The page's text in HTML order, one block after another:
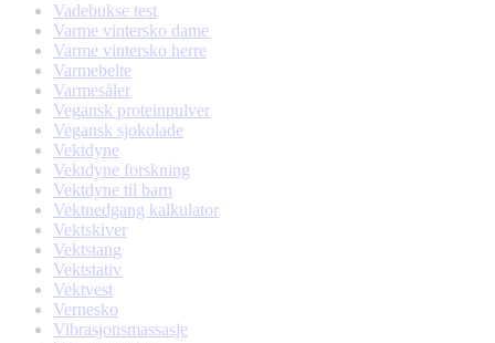
Vadebukse test
Varme vintersko dame
Varme vintersko herre
Varmebelte
Varmesåler
Vegansk proteinpulver
Vegansk sjokolade
Vektdyne
Vektdyne forskning
Vektdyne til barn
Vektnedgang kalkulator
Vektskiver
Vektstang
Vektstativ
Vektvest
Vernesko
Vibrasjonsmassasje